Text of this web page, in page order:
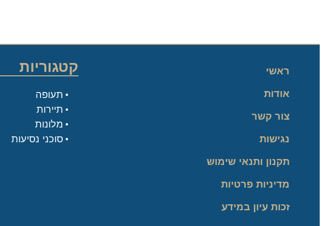
ראשי
אודות
צור קשר
נגישות
תקנון ותנאי שימוש
מדיניות פרטיות
זכות עיון במידע
קטגוריות
תעופה
תיירות
מלונות
סוכני נסיעות